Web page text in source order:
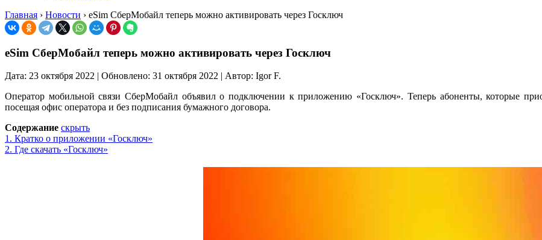
Главная › Новости › eSim СберМобайл теперь можно активировать через Госключ
eSim СберМобайл теперь можно активировать через Госключ
Дата: 23 октября 2022 | Обновлено: 31 октября 2022 | Автор: Igor F.
Оператор мобильной связи СберМобайл объявил о подключении к приложению «Госключ». Теперь абоненты, которые
посещая офис оператора и без подписания бумажного договора.
Содержание скрыть
1. Кратко о приложении «Госключ»
2. Где скачать «Госключ»